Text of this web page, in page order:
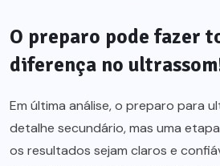
O preparo pode fazer
diferença no
Em última análise, o preparo para
detalhe secundário, mas uma
os resultados sejam claros e